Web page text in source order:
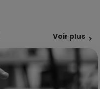
Voir plus